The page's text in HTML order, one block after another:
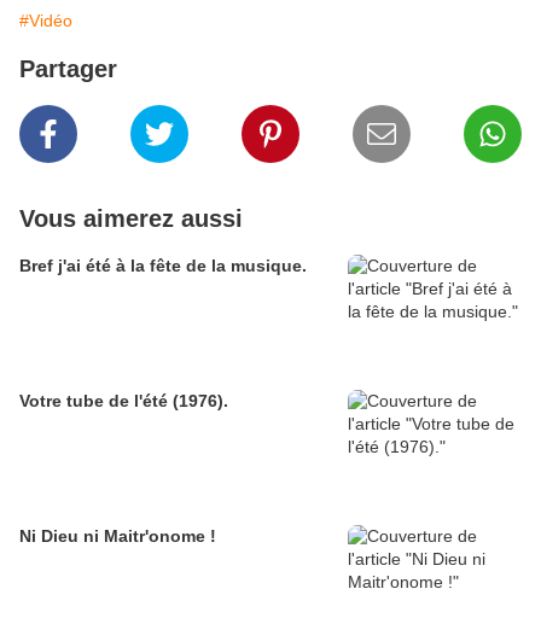
#Vidéo
Partager
Vous aimerez aussi
Bref j'ai été à la fête de la musique.
Votre tube de l'été (1976).
Ni Dieu ni Maitr'onome !